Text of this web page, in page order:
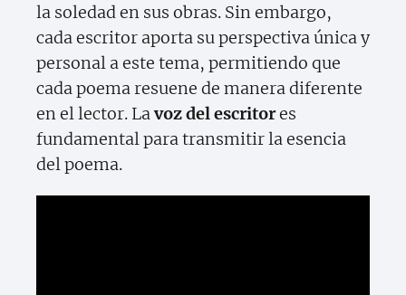
la soledad en sus obras. Sin embargo,
cada escritor aporta su perspectiva única y
personal a este tema, permitiendo que
cada poema resuene de manera diferente
en el lector. Lavoz del escritores
fundamental para transmitir la esencia
del poema.